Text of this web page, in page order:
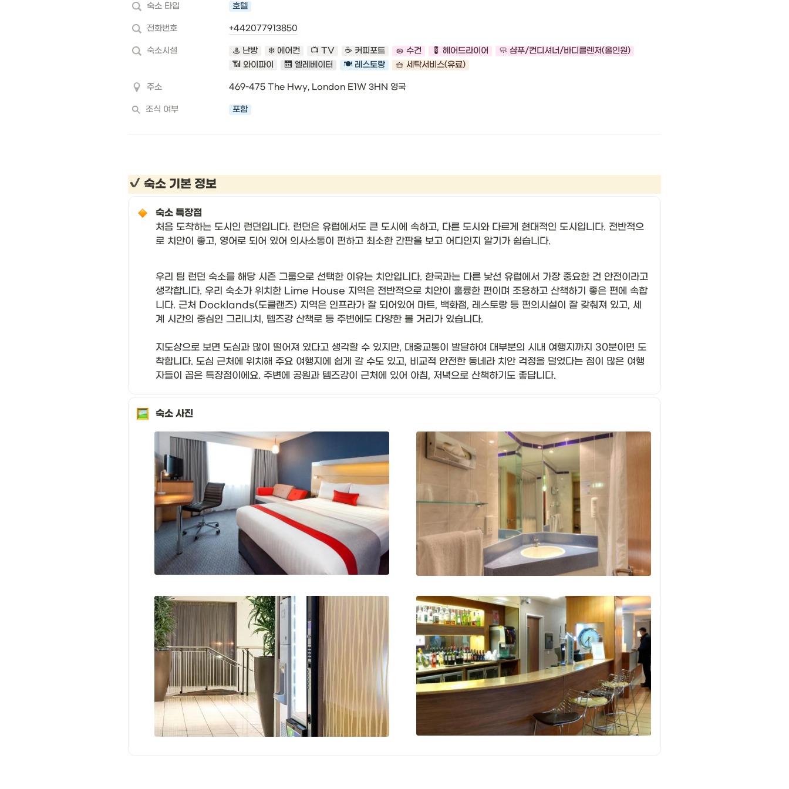
숙소 타입 호텔
전화번호 +442077913850
숙소시설 ♨️ 난방 ❄️ 에어컨 📺 TV ☕️ 커피포트 🧽 수건 💈 헤어드라이어
🧼 샴푸/컨디셔너/바디클렌저(올인원)
📶 와이파이
🛗 엘레베이터 🍽️ 레스토랑 🧺 세탁서비스(유료)
주소 469-475 The Hwy, London E1W 3HN 영국
조식 여부 포함
숙소 기본 정보
숙소 특장점
처음 도착하는 도시인 런던입니다. 런던은 유럽에서도 큰 도시에 속하고, 다른 도시와 다르게 현대적인 도시입니다. 전반적으
로 치안이 좋고, 영어로 되어 있어 의사소통이 편하고 최소한 간판을 보고 어디인지 알기가 쉽습니다.
우리 팀 런던 숙소를 해당 시즌 그룹으로 선택한 이유는 치안입니다. 한국과는 다른 낯선 유럽에서 가장 중요한 건 안전이라고
생각합니다. 우리 숙소가 위치한 Lime House 지역은 전반적으로 치안이 훌륭한 편이며 조용하고 산책하기 좋은 편에 속합
니다. 근처 Docklands(도클랜즈) 지역은 인프라가 잘 되어있어 마트, 백화점, 레스토랑 등 편의시설이 잘 갖춰져 있고, 세
계 시간의 중심인 그리니치, 템즈강 산책로 등 주변에도 다양한 볼 거리가 있습니다.
지도상으로 보면 도심과 많이 떨어져 있다고 생각할 수 있지만, 대중교통이 발달하여 대부분의 시내 여행지까지 30분이면 도
착합니다. 도심 근처에 위치해 주요 여행지에 쉽게 갈 수도 있고, 비교적 안전한 동네라 치안 걱정을 덜었다는 점이 많은 여행
자들이 꼽은 특장점이에요. 주변에 공원과 템즈강이 근처에 있어 아침, 저녁으로 산책하기도 좋답니다.
숙소 사진